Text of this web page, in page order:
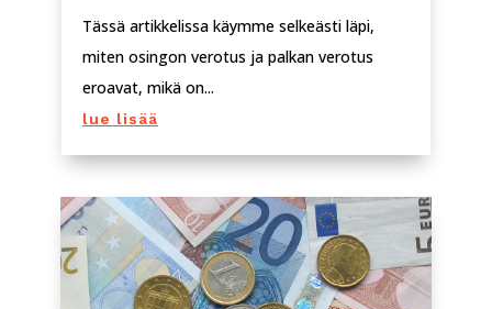
Tässä artikkelissa käymme selkeästi läpi,
miten osingon verotus ja palkan verotus
eroavat, mikä on...
lue lisää